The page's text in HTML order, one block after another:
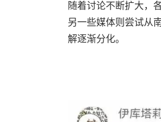
随着讨论不断扩大，
另一些媒体则尝试从
解逐渐分化。